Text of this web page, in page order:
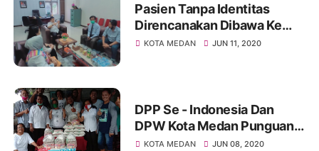
Pasien Tanpa Identitas
Direncanakan Dibawa Ke
Pematangsiantar
KOTA MEDAN JUN 11, 2020
DPP Se - Indonesia Dan
DPW Kota Medan Punguan
Simataraja Raja Simarmata
KOTA MEDAN JUN 08, 2020